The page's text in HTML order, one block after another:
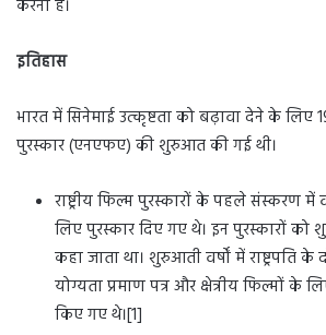
करना है।
इतिहास
भारत में सिनेमाई उत्कृष्टता को बढ़ावा देने के लिए
पुरस्कार (एनएफए) की शुरुआत की गई थी।
राष्ट्रीय फिल्म पुरस्कारों के पहले संस्करण में
लिए पुरस्कार दिए गए थे। इन पुरस्कारों को
कहा जाता था। शुरुआती वर्षों में राष्ट्रपति के
योग्यता प्रमाण पत्र और क्षेत्रीय फिल्मों के
किए गए थे।[1]